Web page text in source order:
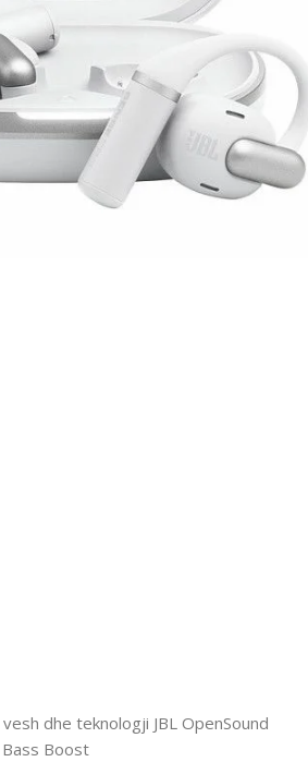
dhe teknologji JBL OpenSound
Boost